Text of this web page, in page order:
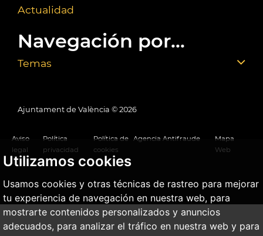
Utilizamos cookies
Usamos cookies y otras técnicas de rastreo para mejorar
tu experiencia de navegación en nuestra web, para
mostrarte contenidos personalizados y anuncios
adecuados, para analizar el tráfico en nuestra web y para
Actualidad
Navegación por...
Temas
Ajuntament de València © 2026
Aviso
legal
Política
privacidad
Política de
cookies
Agencia Antifraude
Mapa
Web